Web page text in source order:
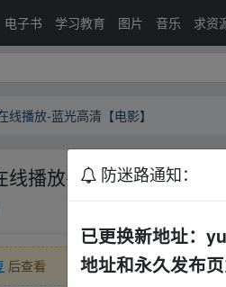
电子书 学习教育 图片 音乐 求资
线播放-蓝光高清【电影】
播放-蓝光高清【电影】
后查看
防迷路通知：
已更换新地址：
地址和永久发布页